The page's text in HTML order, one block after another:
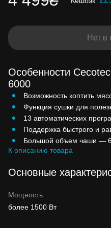
Нет в
Особенности
6000
Возможность коптить
Функция сушки для
13 автоматических
Поддержка быстрого и
Большой объем чаши —
К описанию товара
Основные
Мощность
более 1500 Вт